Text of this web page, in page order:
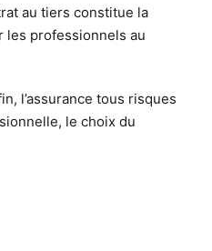
au tiers constitue la
les professionnels au
l’assurance tous risques
le choix du